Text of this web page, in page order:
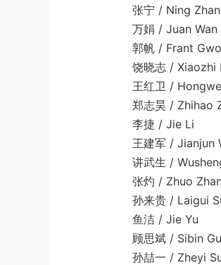
张宁 / Ning
万娟 / Juan Wan
郭帆 / Frant Gwo
饶晓志 / Xiaozhi
王红卫 / Hongwei
郑志昊 / Zhihao
李捷 / Jie Li
王建军 / Jianjun
讲武生 / Wusheng
张灼 / Zhuo
孙来贵 / Laigui
鱼洁 / Jie Yu
顾思斌 / Sibin Gu
孙喆一 / Zheyi